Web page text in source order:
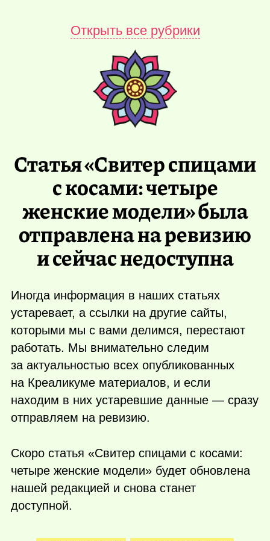
Открыть все рубрики
Статья «Свитер спицами
с косами: четыре
женские модели» была
отправлена на ревизию
и сейчас недоступна
Иногда информация в наших статьях
устаревает, а ссылки на другие сайты,
которыми мы с вами делимся, перестают
работать. Мы внимательно следим
за актуальностью всех опубликованных
на Креаликуме материалов, и если
находим в них устаревшие данные — сразу
отправляем на ревизию.
Скоро статья «Свитер спицами с косами:
четыре женские модели» будет обновлена
нашей редакцией и снова станет
доступной.